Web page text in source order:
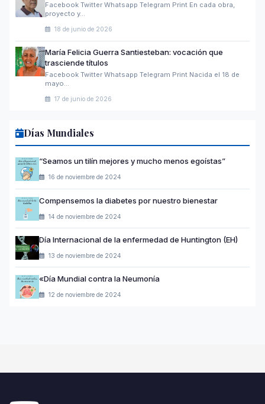
Facebook Twitter Whatsapp Telegram Print En cada obra,
proyecto y…
18 de junio de 2026
María Felicia Guerra Santiesteban: vocación que
trasciende títulos
Facebook Twitter Whatsapp Telegram Print Nacida el 18 de
mayo…
17 de junio de 2026
Días Mundiales
“Seamos un tilín mejores y mucho menos egoístas”
16 de noviembre de 2024
Compensemos la diabetes por nuestro bienestar
14 de noviembre de 2024
Día Internacional de la enfermedad de Huntington (EH)
13 de noviembre de 2024
«Día Mundial contra la Neumonía
12 de noviembre de 2024